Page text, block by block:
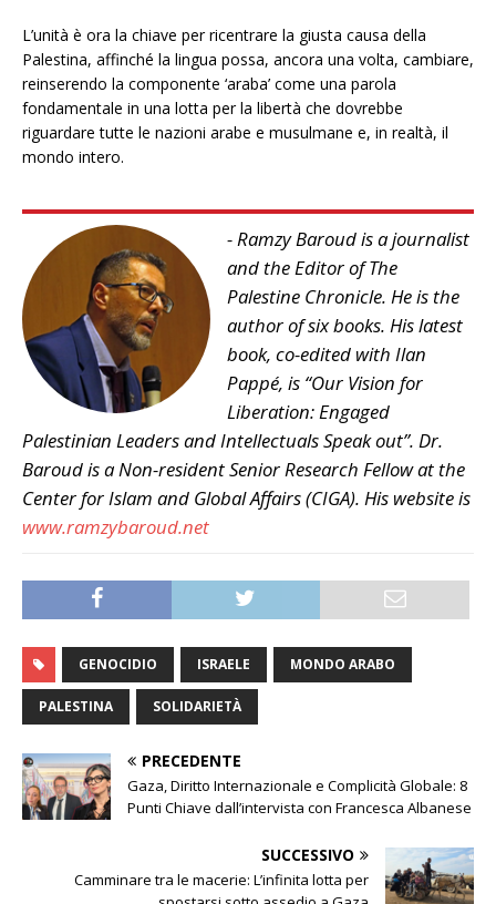
L’unità è ora la chiave per ricentrare la giusta causa della
Palestina, affinché la lingua possa, ancora una volta, cambiare,
reinserendo la componente ‘araba’ come una parola
fondamentale in una lotta per la libertà che dovrebbe
riguardare tutte le nazioni arabe e musulmane e, in realtà, il
mondo intero.
- Ramzy Baroud is a journalist
and the Editor of The
Palestine Chronicle. He is the
author of six books. His latest
book, co-edited with Ilan
Pappé, is “Our Vision for
Liberation: Engaged
Palestinian Leaders and Intellectuals Speak out”. Dr.
Baroud is a Non-resident Senior Research Fellow at the
Center for Islam and Global Affairs (CIGA). His website is
www.ramzybaroud.net
GENOCIDIO ISRAELE MONDO ARABO
PALESTINA SOLIDARIETÀ
PRECEDENTE
Gaza, Diritto Internazionale e Complicità Globale: 8
Punti Chiave dall’intervista con Francesca Albanese
SUCCESSIVO
Camminare tra le macerie: L’infinita lotta per